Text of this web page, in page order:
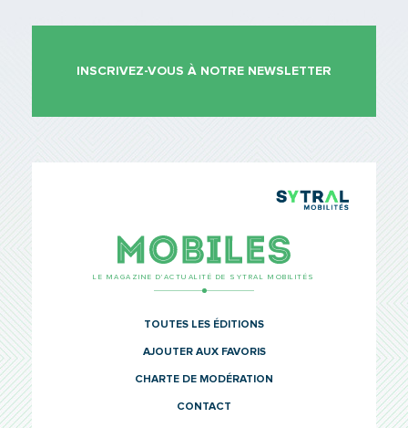
INSCRIVEZ-VOUS À NOTRE NEWSLETTER
LE MAGAZINE D’ACTUALITÉ DE SYTRAL MOBILITÉS
TOUTES LES ÉDITIONS
AJOUTER AUX FAVORIS
CHARTE DE MODÉRATION
CONTACT